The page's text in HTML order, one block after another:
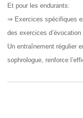
Et pour les endurants:
⇒ Exercices spécifiques
des exercices
Un entraînement régulier
sophrologue, renforce